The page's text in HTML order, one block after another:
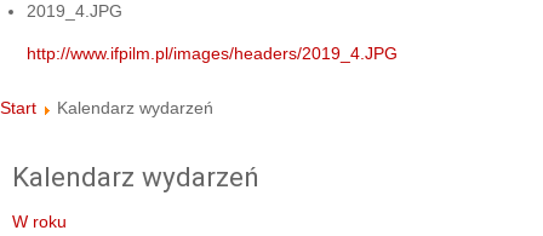
2019_4.JPG
http://www.ifpilm.pl/images/headers/2019_4.JPG
Start Kalendarz wydarzeń
Kalendarz wydarzeń
W roku